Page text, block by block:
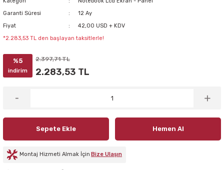
Garanti Süresi
12 Ay
Fiyat
42,00 USD + KDV
*2.283,53 TL den başlayan taksitlerle!
%5
indirim
2.397,71 TL
2.283,53 TL
Sepete Ekle Hemen Al
Montaj Hizmeti Almak İçin Bize Ulaşın